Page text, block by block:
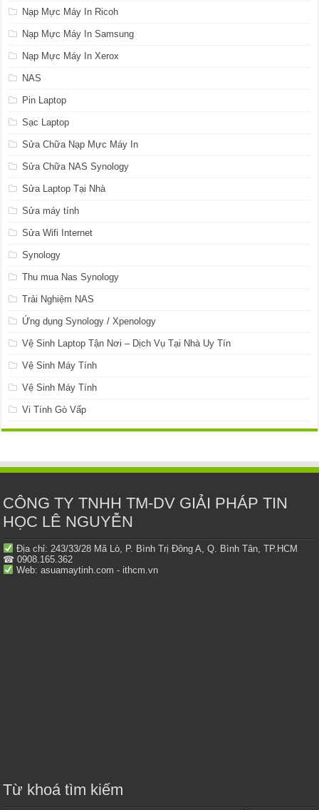
Nạp Mực Máy In Ricoh
Nạp Mực Máy In Samsung
Nạp Mực Máy In Xerox
NAS
Pin Laptop
Sạc Laptop
Sửa Chữa Nạp Mực Máy In
Sửa Chữa NAS Synology
Sửa Laptop Tại Nhà
Sửa máy tính
Sửa Wifi Internet
Synology
Thu mua Nas Synology
Trải Nghiệm NAS
Ứng dụng Synology / Xpenology
Vệ Sinh Laptop Tận Nơi – Dịch Vụ Tại Nhà Uy Tín
Vệ Sinh Máy Tính
Vệ Sinh Máy Tính
Vi Tính Gò Vấp
CÔNG TY TNHH TM-DV GIẢI PHÁP TIN
HỌC LÊ NGUYỄN
Địa chỉ: 243/33/28 Mã Lò, P. Bình Trị Đông A, Q. Bình Tân, TP.HCM
☎ 0908.165.362
Web: asuamaytinh.com - ithcm.vn
Từ khoá tìm kiếm